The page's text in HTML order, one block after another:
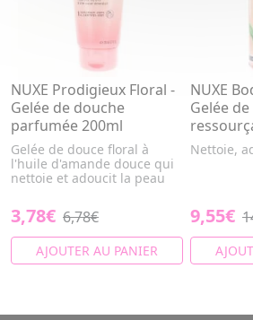
NUXE Prodigieux Floral -
Gelée de douche
parfumée 200ml
Gelée de douce floral à
l'huile d'amande douce qui
nettoie et adoucit la peau
3,78€ 6,78€
AJOUTER AU PANIER
NUXE
Gelée
Nettoie,
9,55€